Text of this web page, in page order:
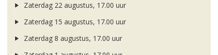
Zaterdag 22 augustus, 17.00 uur
Zaterdag 15 augustus, 17.00 uur
Zaterdag 8 augustus, 17.00 uur